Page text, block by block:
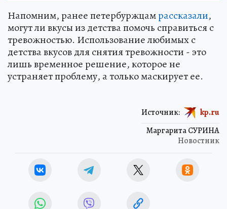
Напомним, ранее петербуржцамрассказали,
могут ли вкусы из детства помочь справиться с
тревожностью. Использование любимых с
детства вкусов для снятия тревожности - это
лишь временное решение, которое не
устраняет проблему, а только маскирует ее.
Маргарита СУРИНА
Новостник
Источник: kp.ru